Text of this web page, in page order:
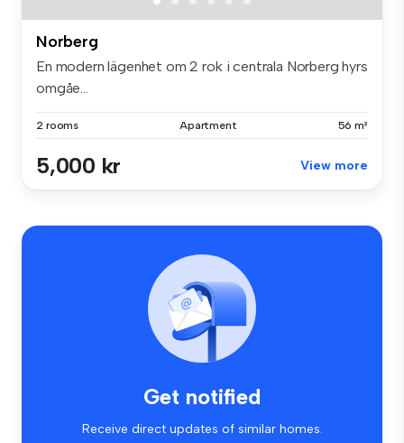
Norberg
En modern lägenhet om 2 rok i centrala Norberg hyrs
omgåe...
2 rooms Apartment 56 m²
5,000 kr View more
Get notified
Receive direct updates of similar homes.